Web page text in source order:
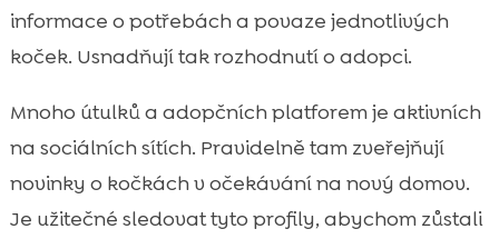
informace o potřebách a povaze jednotlivých
koček. Usnadňují tak rozhodnutí o adopci.
Mnoho útulků a adopčních platforem je aktivních
na sociálních sítích. Pravidelně tam zveřejňují
novinky o kočkách v očekávání na nový domov.
Je užitečné sledovat tyto profily, abychom zůstali